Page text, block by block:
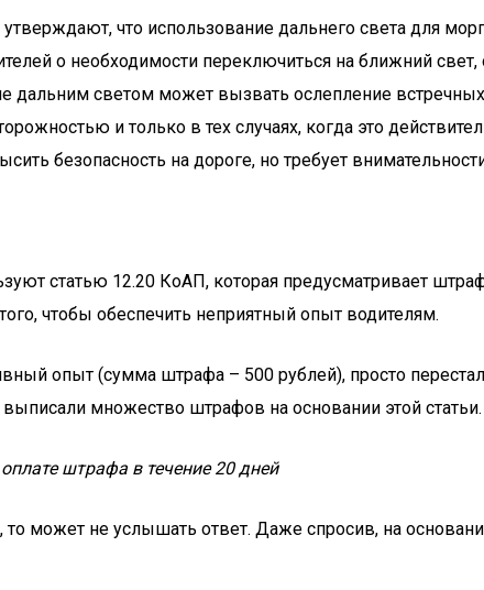
что использование дальнего света для
о необходимости переключиться на ближний
дальним светом может вызвать ослепление
и только в тех случаях, когда это
безопасность на дороге, но требует
статью 12.20 КоАП, которая предусматривает
чтобы обеспечить неприятный опыт водителям.
опыт (сумма штрафа – 500 рублей), просто
множество штрафов на основании этой
штрафа в течение 20 дней
то может не услышать ответ. Даже спросив, на